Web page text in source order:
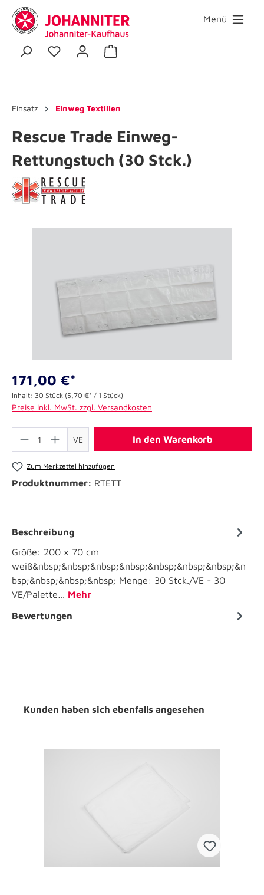
Menü
Einsatz Einweg Textilien
Rescue Trade Einweg-
Rettungstuch (30 Stck.)
171,00 €*
Inhalt: 30 Stück (5,70 €* / 1 Stück)
Preise inkl. MwSt. zzgl. Versandkosten
VE In den Warenkorb
Zum Merkzettel hinzufügen
Produktnummer: RTETT
Beschreibung
Größe: 200 x 70 cm
weiß&nbsp;&nbsp;&nbsp;&nbsp;&nbsp;&nbsp;&nbsp;&n
bsp;&nbsp;&nbsp;&nbsp; Menge: 30 Stck./VE - 30
VE/Palette… Mehr
Bewertungen
Kunden haben sich ebenfalls angesehen